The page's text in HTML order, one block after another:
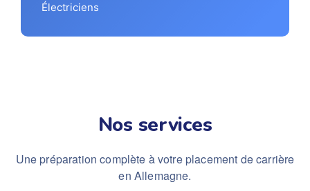
Électriciens
Nos services
Une préparation complète à votre placement de carrière
en Allemagne.